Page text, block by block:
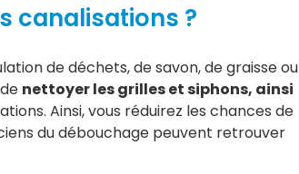
canalisations ?
de déchets, de savon, de graisse ou
nettoyer les grilles et siphons, ainsi
Ainsi, vous réduirez les chances de
du débouchage peuvent retrouver